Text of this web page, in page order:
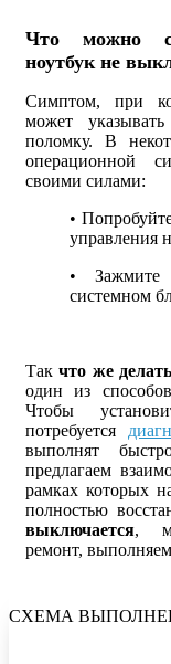
Что можно
ноутбук не
Симптом, при
может
поломку. В
операционной
своими силами:
•
управления
• Зажмите
системном
Такчто же
один из
Чтобы
потребуется
выполнят
предлагаем
рамках которых
полностью
выключается,
ремонт,
СХЕМА